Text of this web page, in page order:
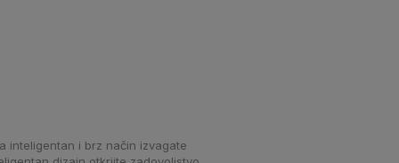
inteligentan i brz način izvagate